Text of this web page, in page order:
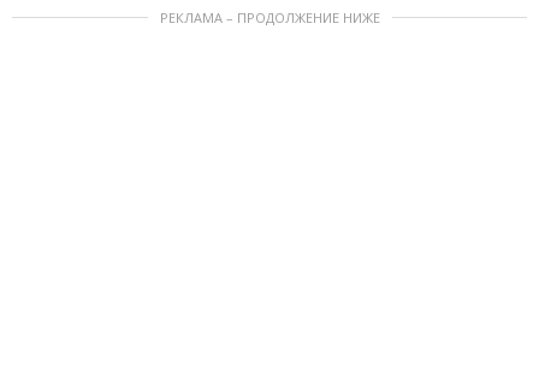
РЕКЛАМА – ПРОДОЛЖЕНИЕ НИЖЕ